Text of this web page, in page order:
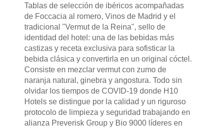
Tablas de selección de ibéricos acompañadas
de Foccacia al romero, Vinos de Madrid y el
tradicional "Vermut de la Reina", sello de
identidad del hotel: una de las bebidas más
castizas y receta exclusiva para sofisticar la
bebida clásica y convertirla en un original cóctel.
Consiste en mezclar vermut con zumo de
naranja natural, ginebra y angostura. Todo sin
olvidar los tiempos de COVID-19 donde H10
Hotels se distingue por la calidad y un riguroso
protocolo de limpieza y seguridad trabajando en
alianza Preverisk Group y Bio 9000 líderes en